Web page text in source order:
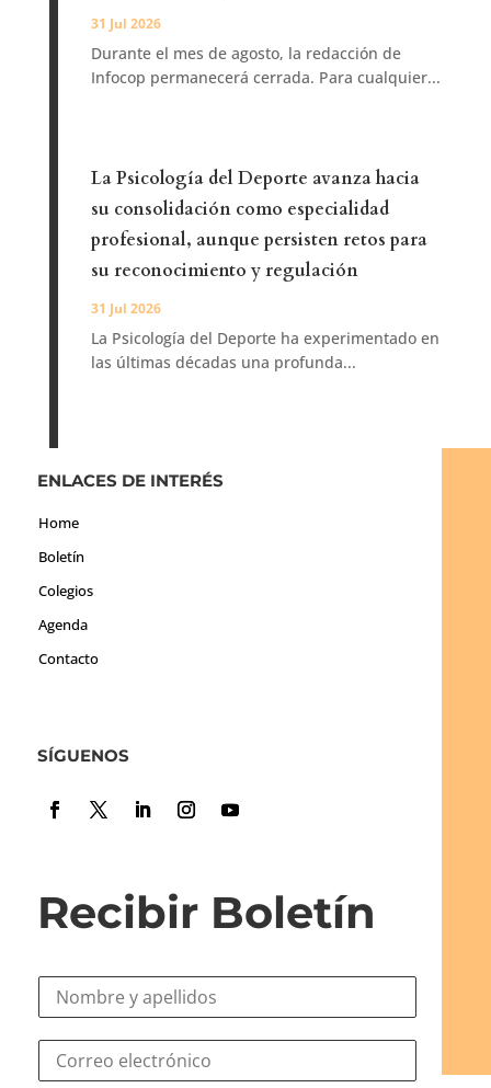
31 Jul 2026
Durante el mes de agosto, la redacción de
Infocop permanecerá cerrada. Para cualquier...
La Psicología del Deporte avanza hacia
su consolidación como especialidad
profesional, aunque persisten retos para
su reconocimiento y regulación
31 Jul 2026
La Psicología del Deporte ha experimentado en
las últimas décadas una profunda...
ENLACES DE INTERÉS
Home
Boletín
Colegios
Agenda
Contacto
SÍGUENOS
Recibir Boletín
N
r
*
C